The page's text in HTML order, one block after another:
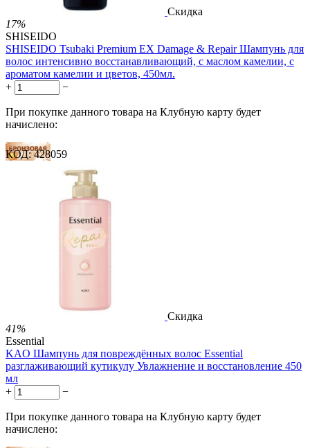
Скидка
17%
SHISEIDO
SHISEIDO Tsubaki Premium EX Damage & Repair Шампунь для
волос интенсивно восстанавливающий, с маслом камелии, с
ароматом камелии и цветов, 450мл.
+
−
При покупке данного товара на Клубную карту будет
начислено:
12 баллов
20 баллов
1 578.00 Р
за 1.00 мл
КОД: 428059
Скидка
41%
Essential
KAO Шампунь для повреждённых волос Essential
разглаживающий кутикулу Увлажнение и восстановление 450
мл
+
−
При покупке данного товара на Клубную карту будет
начислено: